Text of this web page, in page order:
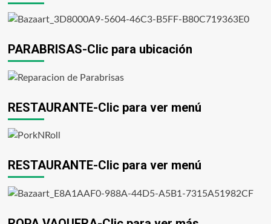
PARABRISAS-Clic para ubicación
RESTAURANTE-Clic para ver menú
RESTAURANTE-Clic para ver menú